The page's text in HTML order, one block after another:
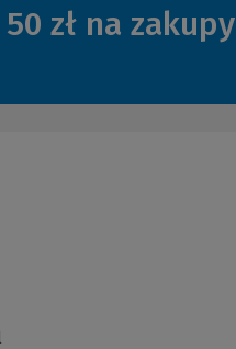
zł na zakupy